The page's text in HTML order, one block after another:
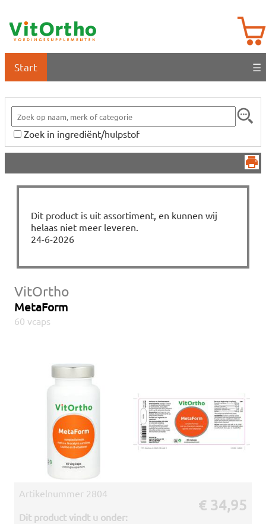
Start ☰
Zoek in ingrediënt/hulpstof
Dit product is uit assortiment, en kunnen wij
helaas niet meer leveren.
24-6-2026
VitOrtho
MetaForm
60 vcaps
Artikelnummer 2804
Dit product vindt u onder:
€ 34,95